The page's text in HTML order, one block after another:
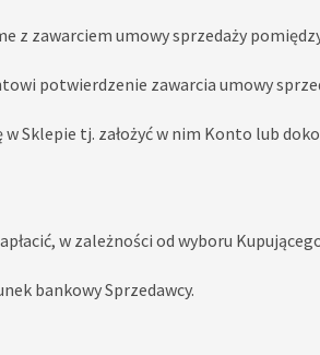
z zawarciem umowy sprzedaży
potwierdzenie zawarcia umowy
Sklepie tj. założyć w nim Konto lub
w zależności od wyboru
bankowy Sprzedawcy.